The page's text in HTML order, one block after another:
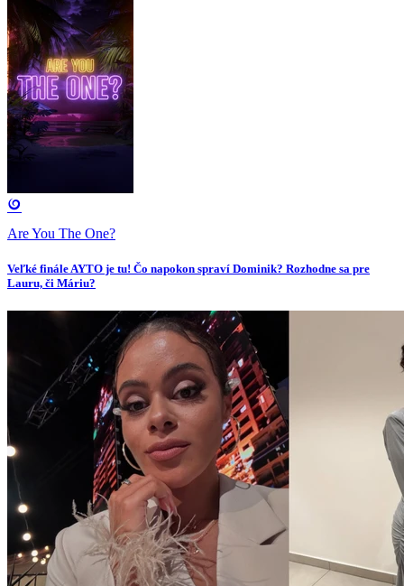
Are You The One?
Veľké finále AYTO je tu! Čo napokon spraví Dominik? Rozhodne sa pre
Lauru, či Máriu?